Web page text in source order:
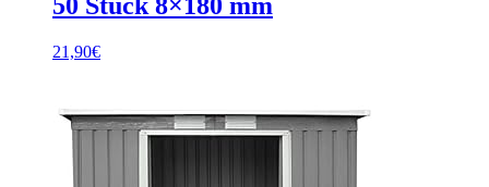
50 Stück 8×180 mm
21,90€